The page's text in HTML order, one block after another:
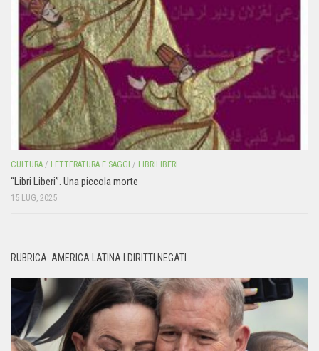
CULTURA / LETTERATURA E SAGGI / LIBRILIBERI
“Libri Liberi”. Una piccola morte
15 LUG, 2025
RUBRICA: AMERICA LATINA I DIRITTI NEGATI